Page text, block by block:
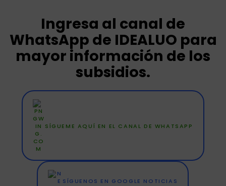
Ingresa al canal de
WhatsApp de IDEALUO para
mayor información de los
subsidios.
SÍGUEME AQUÍ EN EL CANAL DE WHATSAPP
SÍGUENOS EN GOOGLE NOTICIAS